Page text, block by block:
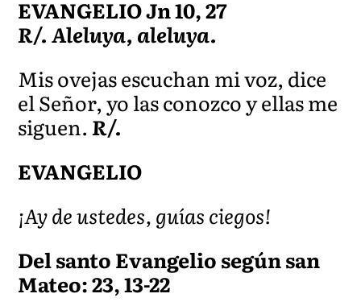
EVANGELIO Jn 10, 27
R/. Aleluya, aleluya.
Mis ovejas escuchan mi voz, dice
el Señor, yo las conozco y ellas me
siguen.R/.
EVANGELIO
¡Ay de ustedes, guías ciegos!
Del santo Evangelio según san
Mateo: 23, 13-22